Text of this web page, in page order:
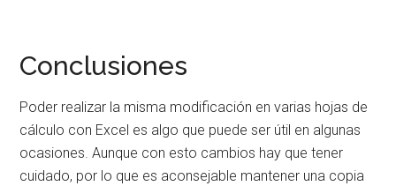
Conclusiones
Poder realizar la misma modificación en varias hojas de
cálculo con Excel es algo que puede ser útil en algunas
ocasiones. Aunque con esto cambios hay que tener
cuidado, por lo que es aconsejable mantener una copia